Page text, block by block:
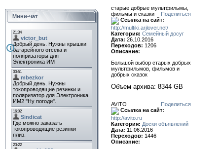
Мини-чат
старые добрые мультфильмы,
фильмы и сказки
Поделиться
Ссылка на сайт:
http://multiki.arjlover.net/
Категория: Семейный досуг
Дата: 26.10.2016
Переходов: 1206
Описание:
Большой выбор старых добрых
мультфильмов, фильмов и
добрых сказок
Объем архива: 8344 GB
AVITO
Поделиться
Ссылка на сайт:
http://avito.ru
Категория: Доски объявлений
Дата: 11.06.2016
Переходов: 1446
Описание: